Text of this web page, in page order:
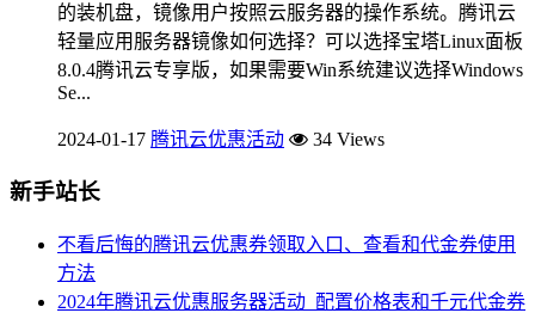
的装机盘，镜像用户按照云服务器的操作系统。腾讯云
轻量应用服务器镜像如何选择？可以选择宝塔Linux面板
8.0.4腾讯云专享版，如果需要Win系统建议选择Windows
Se...
2024-01-17 腾讯云优惠活动 34 Views
新手站长
不看后悔的腾讯云优惠券领取入口、查看和代金券使用
方法
2024年腾讯云优惠服务器活动_配置价格表和千元代金券